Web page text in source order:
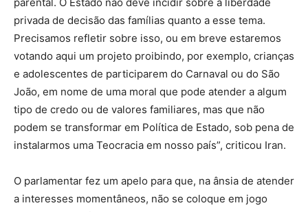
privada de decisão das famílias quanto a esse tema.
Precisamos refletir sobre isso, ou em breve estaremos
votando aqui um projeto proibindo, por exemplo, crianças
e adolescentes de participarem do Carnaval ou do São
João, em nome de uma moral que pode atender a algum
tipo de credo ou de valores familiares, mas que não
podem se transformar em Política de Estado, sob pena de
instalarmos uma Teocracia em nosso país”, criticou Iran.
O parlamentar fez um apelo para que, na ânsia de atender
a interesses momentâneos, não se coloque em jogo